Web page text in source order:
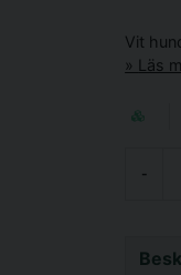
Vit
Läs
-